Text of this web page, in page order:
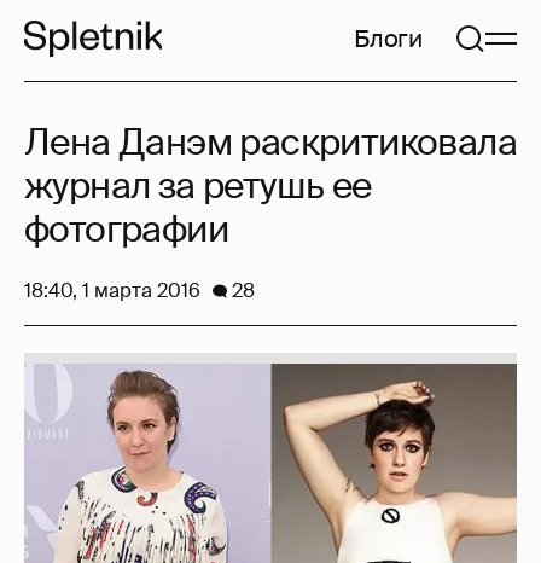
Блоги
Лена Данэм раскритиковала
журнал за ретушь ее
фотографии
18:40, 1 марта 2016 28